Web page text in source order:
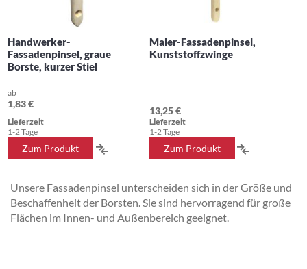
Handwerker-
Fassadenpinsel, graue
Borste, kurzer Stiel
ab
1,83 €
Lieferzeit
1-2 Tage
Zum Produkt
HINZUFÜGEN
Maler-Fassadenpinsel,
Kunststoffzwinge
13,25 €
Lieferzeit
1-2 Tage
Zum Produkt
Unsere Fassadenpinsel unterscheiden sich in der Größe und
Beschaffenheit der Borsten. Sie sind hervorragend für große
Flächen im Innen- und Außenbereich geeignet.